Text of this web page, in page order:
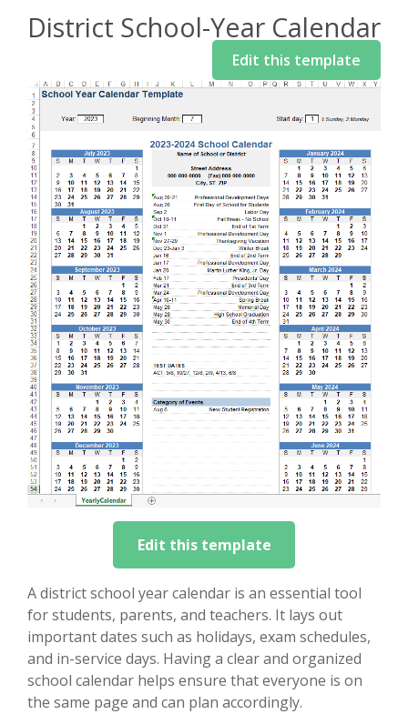
District School-Year Calendar
Edit this template
Edit this template
A district school year calendar is an essential tool
for students, parents, and teachers. It lays out
important dates such as holidays, exam schedules,
and in-service days. Having a clear and organized
school calendar helps ensure that everyone is on
the same page and can plan accordingly.